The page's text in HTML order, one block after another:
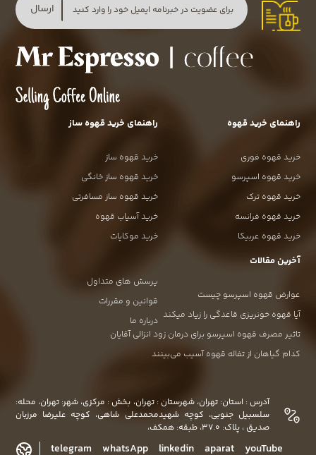
ارسال
راهنمای خرید قهوه
خرید قهوه فوری
خرید قهوه اسپرسو
خرید قهوه ترک
خرید قهوه فرانسه
خرید قهوه عربیکا
راهنمای خرید قهوه ساز
خرید قهوه ساز
خرید قهوه ساز خانگی
خرید قهوه ساز مسافرتی
خرید آسیاب قهوه
خرید موکاپات
آخرین مقالات
عوارض قهوه اسپرسو چیست
آیا قهوه خونریزی قاعدگی را زیاد میکند
تاثیر مصرف قهوه اسپرسو برای درمان زود انزالی آقایان
کدام گیاهان از تفاله قهوه آسیب می‌بینند
پرسش های متداول
قوانین و مقررات
درباره ما
آدرس : استان: تهران، شهرستان : تهران، بخش : مرکزی، شهر: تهران، محله:
سلسبیل جنوبی، کوچه شهیدمحمدعلی شاهی، کوچه علیرضا مرزبان
صدیق ، پلاک: 37.0، طبقه: همکف،
youTube
aparat
linkedin
whatsApp
telegram